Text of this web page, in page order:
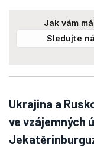
Jak vám
Sledujte
Ukrajina a
ve vzájemných